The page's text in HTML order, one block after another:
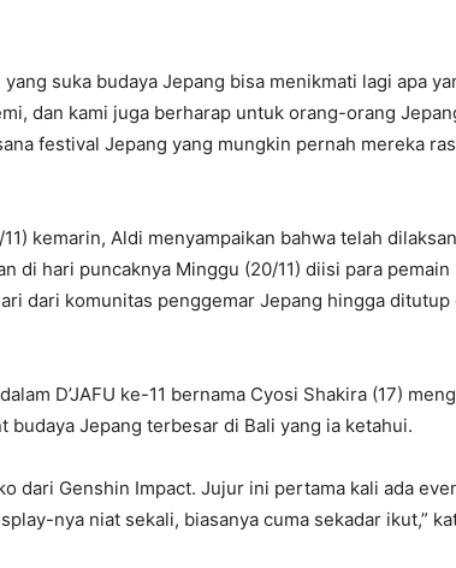
suka budaya Jepang bisa menikmati lagi apa
dan kami juga berharap untuk orang-orang
festival Jepang yang mungkin pernah mereka
11) kemarin, Aldi menyampaikan bahwa telah
di hari puncaknya Minggu (20/11) diisi para pemain
dari komunitas penggemar Jepang hingga ditutup
D’JAFU ke-11 bernama Cyosi Shakira (17)
budaya Jepang terbesar di Bali yang ia ketahui.
dari Genshin Impact. Jujur ini pertama kali ada
nya niat sekali, biasanya cuma sekadar ikut,”